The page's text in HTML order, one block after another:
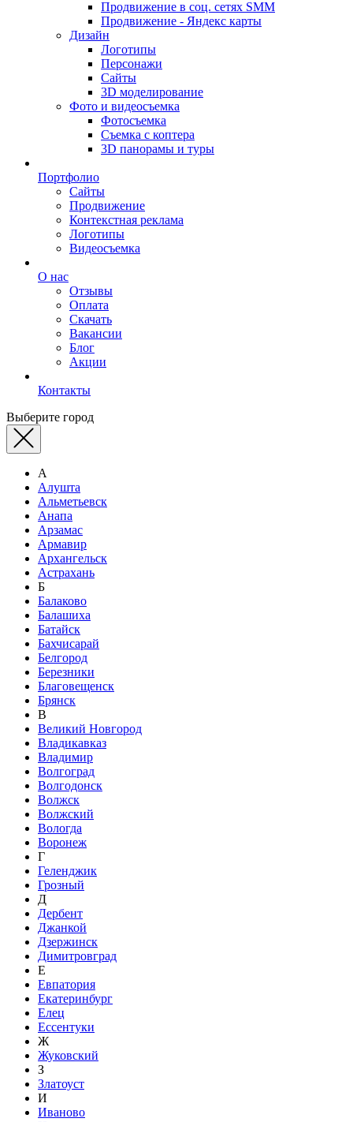
Продвижение в соц. сетях SMM
Продвижение - Яндекс карты
Дизайн
Логотипы
Персонажи
Сайты
3D моделирование
Фото и видеосъемка
Фотосъемка
Съемка с коптера
3D панорамы и туры
Портфолио
Сайты
Продвижение
Контекстная реклама
Логотипы
Видеосъемка
О нас
Отзывы
Оплата
Скачать
Вакансии
Блог
Акции
Контакты
Выберите город
А
Алушта
Альметьевск
Анапа
Арзамас
Армавир
Архангельск
Астрахань
Б
Балаково
Балашиха
Батайск
Бахчисарай
Белгород
Березники
Благовещенск
Брянск
В
Великий Новгород
Владикавказ
Владимир
Волгоград
Волгодонск
Волжск
Волжский
Вологда
Воронеж
Г
Геленджик
Грозный
Д
Дербент
Джанкой
Дзержинск
Димитровград
Е
Евпатория
Екатеринбург
Елец
Ессентуки
Ж
Жуковский
З
Златоуст
И
Иваново